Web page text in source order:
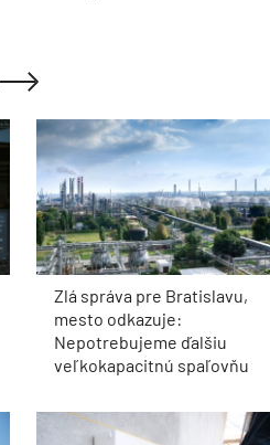
Zlá správa pre Bratislavu,
mesto odkazuje:
Nepotrebujeme ďalšiu
veľkokapacitnú spaľovňu